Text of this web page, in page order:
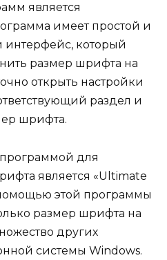
является
имеет простой и
интерфейс, который
размер шрифта на
открыть настройки
раздел и
шрифта.
для
является «Ultimate
этой программы
размер шрифта на
других
системы Windows.